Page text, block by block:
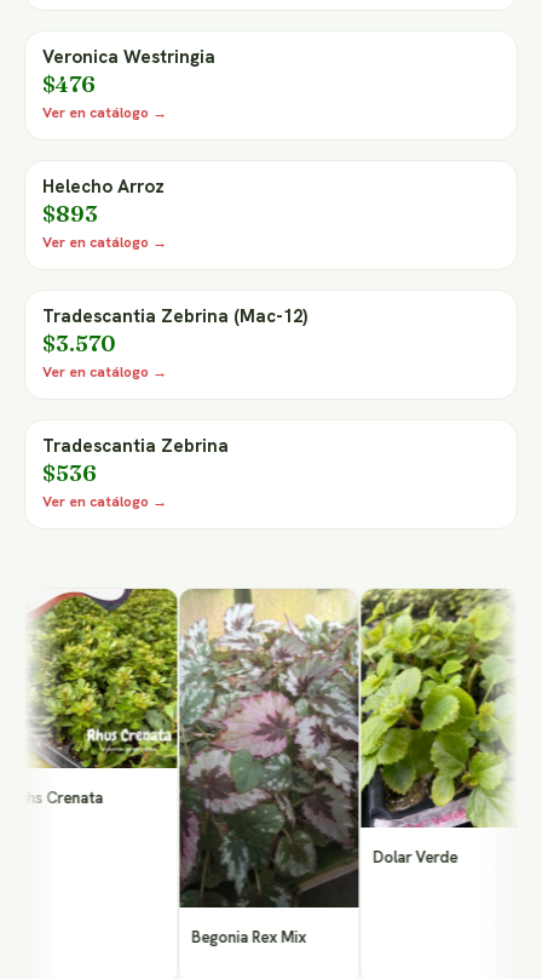
Veronica Westringia
$476
Ver en catálogo →
Helecho Arroz
$893
Ver en catálogo →
Tradescantia Zebrina (Mac-12)
$3.570
Ver en catálogo →
Tradescantia Zebrina
$536
Ver en catálogo →
Crenata
Begonia Rex Mix
Dolar Verde